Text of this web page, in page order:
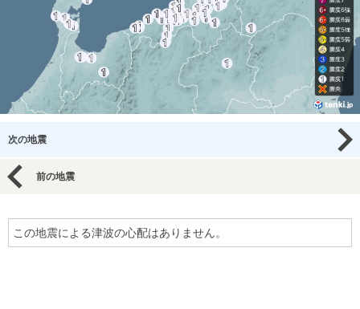
次の地震
前の地震
この地震による津波の心配はありません。